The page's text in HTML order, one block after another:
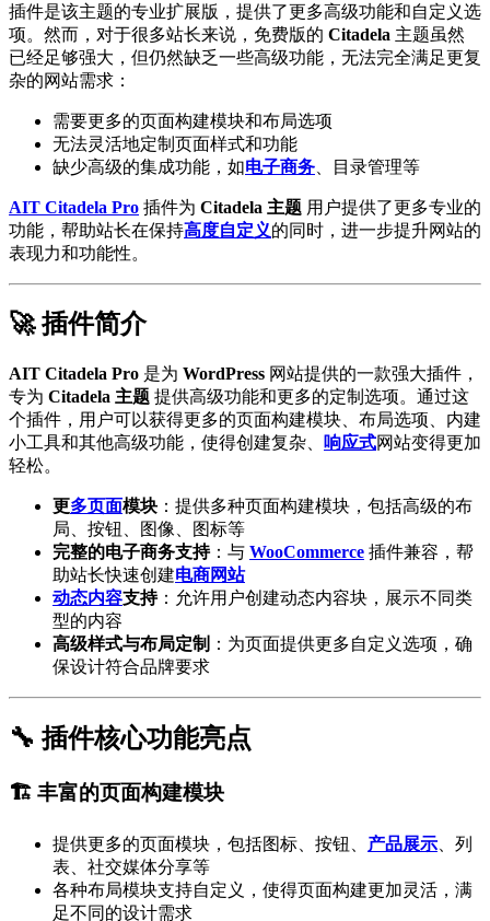
插件是该主题的专业扩展版，提供了更多高级功能和自定义选
项。然而，对于很多站长来说，免费版的 Citadela 主题虽然
已经足够强大，但仍然缺乏一些高级功能，无法完全满足更复
杂的网站需求：
需要更多的页面构建模块和布局选项
无法灵活地定制页面样式和功能
缺少高级的集成功能，如电子商务 、目录管理等
AIT Citadela Pro 插件为 Citadela 主题 用户提供了更多专业的
功能，帮助站长在保持高度自定义的同时，进一步提升网站的
表现力和功能性。
🚀 插件简介
AIT Citadela Pro 是为 WordPress 网站提供的一款强大插件，
专为 Citadela 主题 提供高级功能和更多的定制选项。通过这
个插件，用户可以获得更多的页面构建模块、布局选项、内建
小工具和其他高级功能，使得创建复杂、
响应式网站变得更加
轻松。
更多页面模块 ：提供多种页面构建模块，包括高级的布
局、按钮、图像、图标等
完整的电子商务支持：与 WooCommerce 插件兼容，帮
助站长快速创建电商网站
动态内容支持：允许用户创建动态内容块，展示不同类
型的内容
高级样式与布局定制 ：为页面提供更多自定义选项，确
保设计符合品牌要求
🔧 插件核心功能亮点
🏗️ 丰富的页面构建模块
提供更多的页面模块，包括图标、按钮、 产品展示 、列
表、社交媒体分享等
各种布局模块支持自定义，使得页面构建更加灵活，满
足不同的设计需求